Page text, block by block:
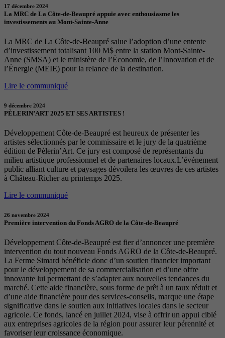
17 décembre 2024
La MRC de La Côte-de-Beaupré appuie avec enthousiasme les
investissements au Mont-Sainte-Anne
La MRC de La Côte-de-Beaupré salue l’adoption d’une entente
d’investissement totalisant 100 M$ entre la station Mont-Sainte-
Anne (SMSA) et le ministère de l’Économie, de l’Innovation et de
l’Énergie (MEIE) pour la relance de la destination.
Lire le communiqué
9 décembre 2024
PÈLERIN’ART 2025 ET SES ARTISTES !
Développement Côte-de-Beaupré est heureux de présenter les
artistes sélectionnés par le commissaire et le jury de la quatrième
édition de Pèlerin’Art. Ce jury est composé de représentants du
milieu artistique professionnel et de partenaires locaux.L’événement
public alliant culture et paysages dévoilera les œuvres de ces artistes
à Château-Richer au printemps 2025.
Lire le communiqué
26 novembre 2024
Première intervention du Fonds AGRO de la Côte-de-Beaupré
Développement Côte-de-Beaupré est fier d’annoncer une première
intervention du tout nouveau Fonds AGRO de la Côte-de-Beaupré.
La Ferme Simard bénéficie donc d’un soutien financier important
pour le développement de sa commercialisation et d’une offre
innovante lui permettant de s’adapter aux nouvelles tendances du
marché. Cette aide financière, sous forme de prêt à un taux réduit et
d’une aide financière pour des services-conseils, marque une étape
significative dans le soutien aux initiatives locales dans le secteur
agricole. Ce fonds, lancé en juillet 2024, vise à offrir un appui ciblé
aux entreprises agricoles de la région pour assurer leur pérennité et
favoriser leur croissance économique.